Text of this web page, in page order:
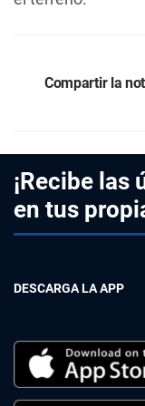
Compartir la
¡Recibe
en tus
DESCARGA LA APP